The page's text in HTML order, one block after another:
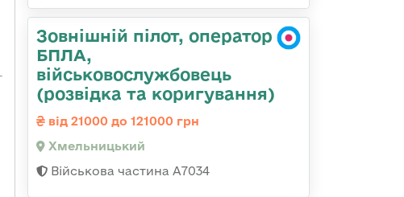
Зовнішній пілот, оператор
БПЛА,
військовослужбовець
(розвідка та коригування)
від 21000 до 121000 грн
Хмельницький
Військова частина А7034